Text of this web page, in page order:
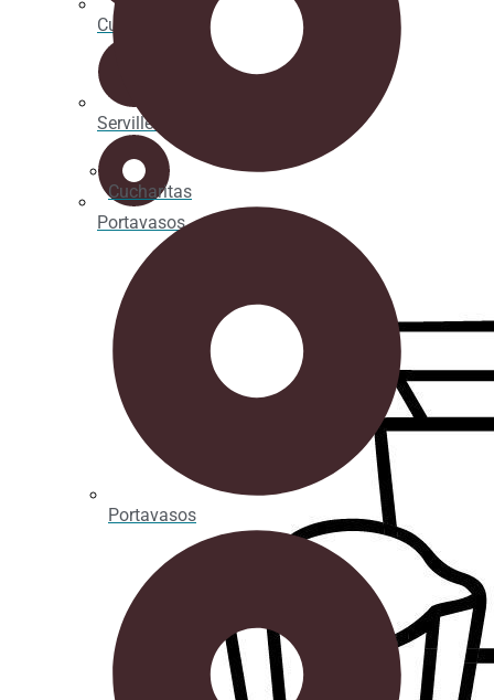
Cucharitas
Servilletas
Portavasos
Cucharitas
Portavasos